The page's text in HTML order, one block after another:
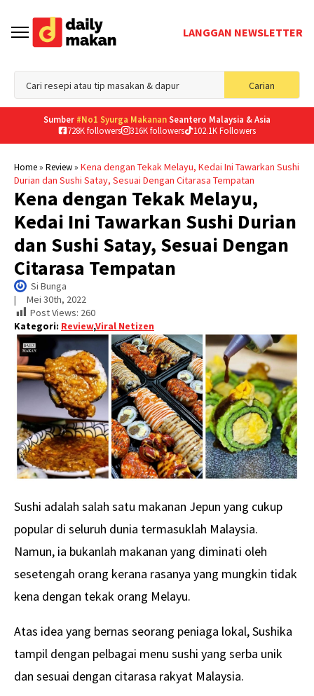
LANGGAN NEWSLETTER
Carian
for:
Sumber #No1 Syurga MakananSeantero Malaysia & Asia
728K followers
316K followers 102.1K Followers
Home» Review» Kena dengan Tekak Melayu, Kedai Ini Tawarkan Sushi
Durian dan Sushi Satay, Sesuai Dengan Citarasa Tempatan
Kena dengan Tekak Melayu,
Kedai Ini Tawarkan Sushi Durian
dan Sushi Satay, Sesuai Dengan
Citarasa Tempatan
Si Bunga
| Mei 30th, 2022
Post Views: 260
Kategori: Review,Viral Netizen
Sushi adalah salah satu makanan Jepun yang cukup
popular di seluruh dunia termasuklah Malaysia.
Namun, ia bukanlah makanan yang diminati oleh
sesetengah orang kerana rasanya yang mungkin tidak
kena dengan tekak orang Melayu.
Atas idea yang bernas seorang peniaga lokal, Sushika
tampil dengan pelbagai menu sushi yang serba unik
dan sesuai dengan citarasa rakyat Malaysia.